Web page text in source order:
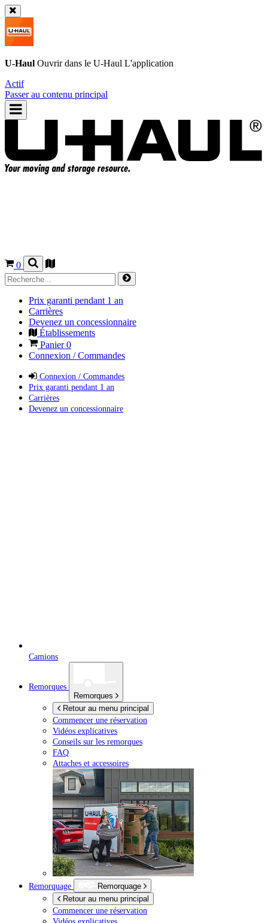
U-Haul Ouvrir dans le U-Haul L'application
Actif
Passer au contenu principal
0
Prix garanti pendant 1 an
Carrières
Devenez un concessionnaire
Établissements
Panier0
Connexion / Commandes
Connexion / Commandes
Prix garanti pendant 1 an
Carrières
Devenez un concessionnaire
Camions
Remorques
Remorques
Retour au menu principal
Commencer une réservation
Vidéos explicatives
Conseils sur les remorques
FAQ
Attaches et accessoires
Remorquage
Remorquage
Retour au menu principal
Commencer une réservation